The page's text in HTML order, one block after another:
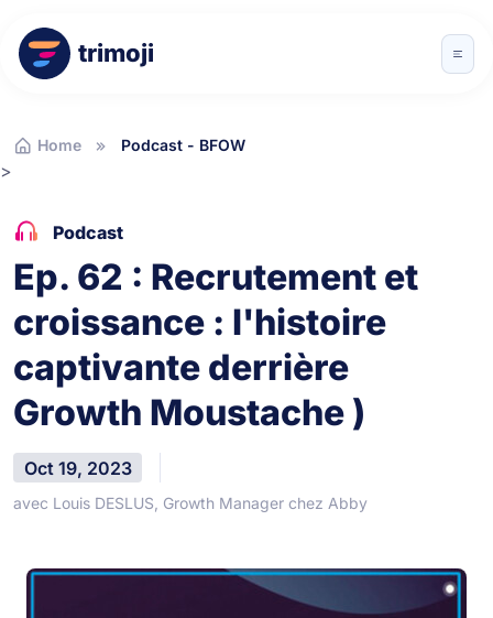
trimoji
Home Podcast - BFOW
>
Podcast
Ep. 62 : Recrutement et
croissance : l'histoire
captivante derrière
Growth Moustache )
Oct 19, 2023
avec Louis DESLUS, Growth Manager chez Abby